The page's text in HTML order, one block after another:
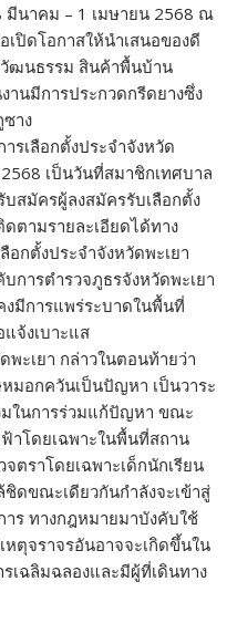
มีนาคม – 1 เมษายน 2568 ณ
เปิดโอกาสให้นำเสนอของดี
วัฒนธรรม สินค้าพื้นบ้าน
านมีการประกวดกรีดยางซึ่ง
าง
รเลือกตั้งประจำจังหวัด
เป็นวันที่สมาชิกเทศบาล
สมัครผู้ลงสมัครรับเลือกตั้ง
ตามรายละเอียดได้ทาง
อกตั้งประจำจังหวัดพะเยา
การตำรวจภูธรจังหวัดพะเยา
งมีการแพร่ระบาดในพื้นที่
จ้งเบาะแส
พะเยา กล่าวในตอนท้ายว่า
อกควันเป็นปัญหา เป็นวาระ
ในการร่วมแก้ปัญหา ขณะ
าโดยเฉพาะในพื้นที่สถาน
ตราโดยเฉพาะเด็กนักเรียน
ดขณะเดียวกันกำลังจะเข้าสู่
าร ทางกฎหมายมาบังคับใช้
ตุจราจรอันอาจจะเกิดขึ้นใน
รเฉลิมฉลองและมีผู้ที่เดินทาง